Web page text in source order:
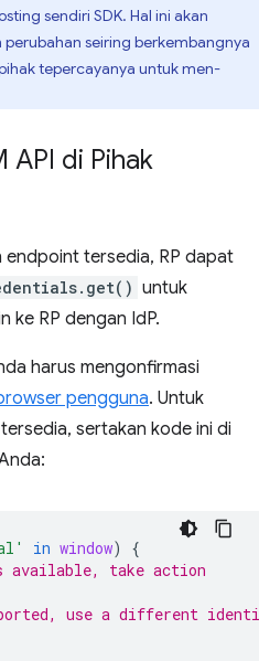
sendiri SDK. Hal ini akan
seiring berkembangnya
tepercayanya untuk men-
API di Pihak
endpoint tersedia, RP dapat
untuk
ke RP dengan IdP.
harus mengonfirmasi
pengguna. Untuk
sertakan kode ini di
in window)
{
take action
use a different